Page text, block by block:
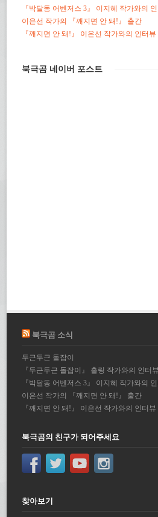
『박달동 어벤저스 3』 이지혜 작가와의
이은선 작가의 『깨지면 안 돼!』 출간
『깨지면 안 돼!』 이은선 작가와의 인터뷰
북극곰 네이버 포스트
북극곰 소식
두근두근 돌잡이
『두근두근 돌잡이』 홀링 작가와의 인터뷰
『박달동 어벤저스 3』 이지혜 작가와의
이은선 작가의 『깨지면 안 돼!』 출간
『깨지면 안 돼!』 이은선 작가와의 인터뷰
북극곰의 친구가 되어주세요
찾아보기